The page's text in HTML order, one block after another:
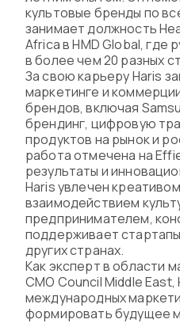
культовые бренды по
занимает должность
Africa в HMD Global, где
в более чем 20 разных
За свою карьеру Haris
маркетинге и
брендов, включая
брендинг, цифровую
продуктов на рынок и
работа отмечена на
результаты и
Haris увлечен
взаимодействием
предпринимателем,
поддерживает
других странах.
Как эксперт в области
CMO Council Middle
международных
формировать будущее